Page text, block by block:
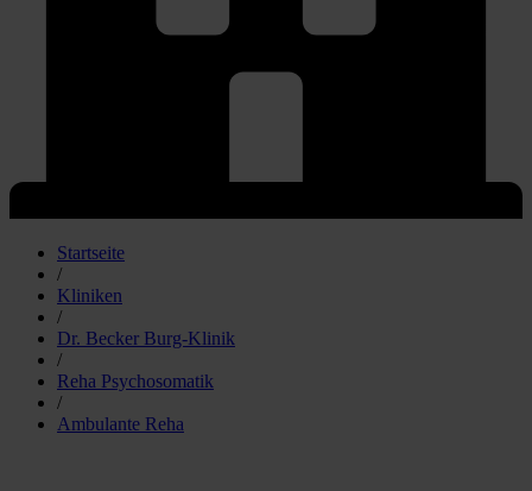
Startseite
/
Kliniken
/
Dr. Becker Burg-Klinik
/
Reha Psychosomatik
/
Ambulante Reha